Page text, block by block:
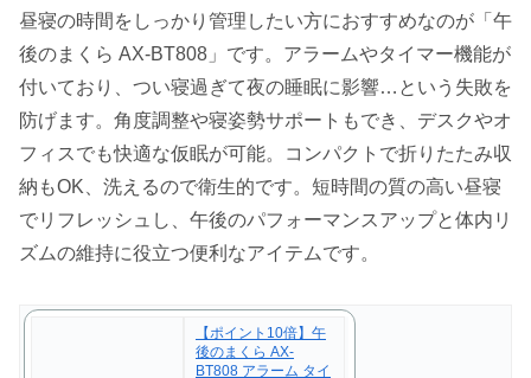
昼寝の時間をしっかり管理したい方におすすめなのが「午
後のまくら AX-BT808」です。アラームやタイマー機能が
付いており、つい寝過ぎて夜の睡眠に影響…という失敗を
防げます。角度調整や寝姿勢サポートもでき、デスクやオ
フィスでも快適な仮眠が可能。コンパクトで折りたたみ収
納もOK、洗えるので衛生的です。短時間の質の高い昼寝
でリフレッシュし、午後のパフォーマンスアップと体内リ
ズムの維持に役立つ便利なアイテムです。
【ポイント10倍】午
後のまくら AX-
BT808 アラーム タイ